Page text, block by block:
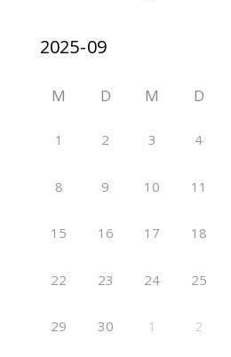
M D M D
1 2 3 4
8 9 10 11
15 16 17 18
22 23 24 25
29 30 1 2